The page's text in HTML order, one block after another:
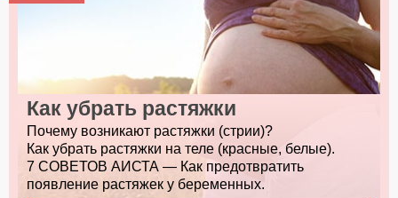
Как убрать растяжки
Почему возникают растяжки (стрии)?
Как убрать растяжки на теле (красные, белые).
7 СОВЕТОВ АИСТА — Как предотвратить
появление растяжек у беременных.